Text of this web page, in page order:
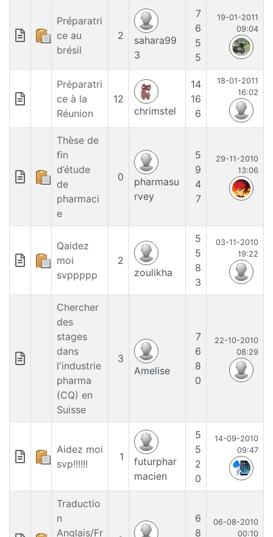
Préparatri
ce au
brésil
2
sahara99
3
7
6
5
5
19-01-2011
09:04
Préparatri
ce à la
Réunion
12
chrimstel
14
16
6
18-01-2011
16:02
Thèse de
fin
d’étude
de
pharmaci
e
0
pharmasu
rvey
5
9
4
7
29-11-2010
13:06
Qaidez
moi
svppppp
2
zoulikha
5
5
8
3
03-11-2010
19:22
Chercher
des
stages
dans
l'industrie
pharma
(CQ) en
Suisse
3
Amelise
7
6
8
0
22-10-2010
08:29
Aidez moi
svp!!!!!!
1
futurphar
macien
5
5
2
0
14-09-2010
09:47
Traductio
n
Anglais/Fr
6
8
06-08-2010
00:10